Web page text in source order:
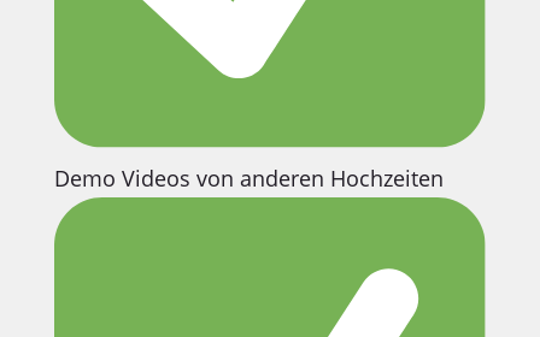
Demo Videos von anderen Hochzeiten